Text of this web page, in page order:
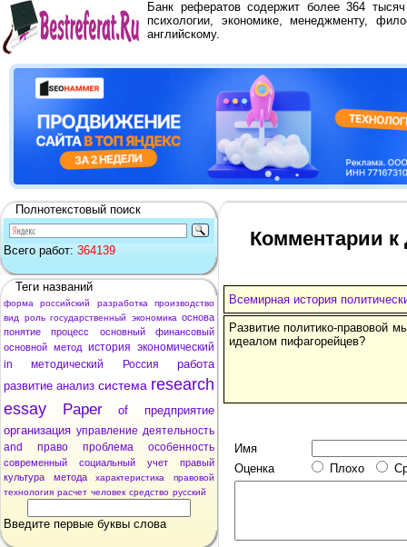
Банк рефератов содержит более 364
психологии, экономике, менеджменту,
английскому.
Полнотекстовый поиск
Всего работ: 364139
Теги названий
форма российский разработка
производство
вид
роль государственный экономика основа
понятие
процесс основный
финансовый
основной метод история экономический
in
методический Россия
работа
развитие анализ система research
essay
Paper of
предприятие
организация управление деятельность
and
право проблема особенность
современный социальный учет
правый
культура
метода характеристика
правовой
технология расчет человек средство русский
Введите первые буквы слова
Комментарии к
Всемирная история
Развитие политико-правовой
идеалом пифагорейцев?
Имя
Оценка
Плохо